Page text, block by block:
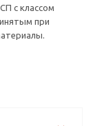
с классом
при